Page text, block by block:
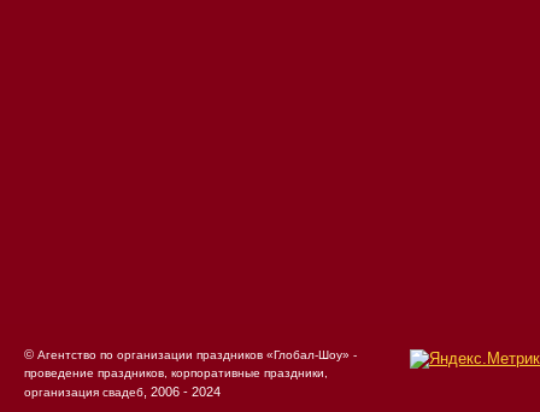
© Агентство по организации праздников «Глобал-Шоу» -
проведение праздников, корпоративные праздники,
организация свадеб , 2006 - 2024